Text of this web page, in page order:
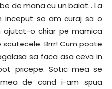
de mana cu un baiat… La
inceput sa am curaj sa o
ajutat-o chiar pe mamica
Brrr! Cum poate
sa faca asa ceva in
pricepe. Sotia mea se
de cand i-am spua